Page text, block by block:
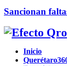
Sancionan
Facebook
Twitter
Instagram
Youtube
Whatsapp
Inicio